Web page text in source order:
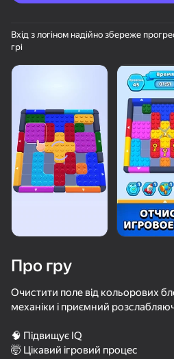
Ludo Kingdom
40
Вхід з логіном надійно збереже
грі
Про гру
Очистити поле від кольорових
механіки і приємний
🧠 Підвищує IQ
🤯 Цікавий ігровий процес